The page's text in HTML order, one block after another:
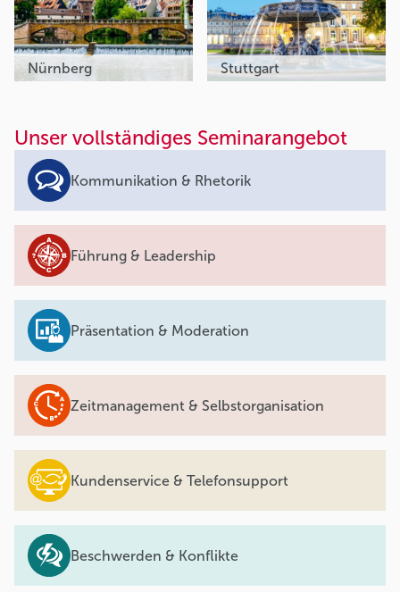
Unser vollständiges Seminarangebot
Kommunikation & Rhetorik
Führung & Leadership
Präsentation & Moderation
Zeitmanagement & Selbstorganisation
Kundenservice & Telefonsupport
Beschwerden & Konflikte
Nürnberg Stuttgart